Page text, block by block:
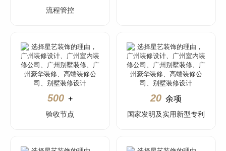
流程管控
500 +
验收节点
20 余项
国家发明及实用新型专利